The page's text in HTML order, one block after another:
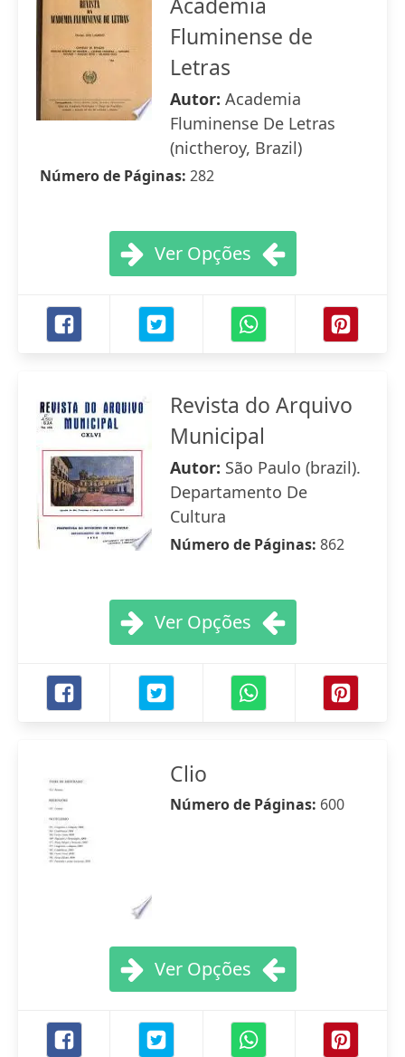
Fluminense de
Letras
Autor: Academia
Fluminense De Letras
(nictheroy, Brazil)
Número de Páginas: 282
Ver Opções
Revista do Arquivo
Municipal
Autor: São Paulo (brazil).
Departamento De
Cultura
Número de Páginas: 862
Ver Opções
Clio
Número de Páginas: 600
Ver Opções